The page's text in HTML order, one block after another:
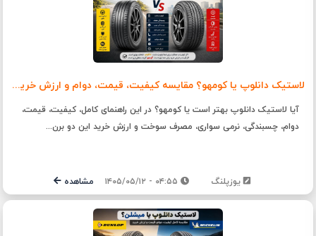
لاستیک دانلوپ یا کومهو؟ مقایسه کیفیت، قیمت، دوام و ارزش خرید | یوزپلنگ
آیا لاستیک دانلوپ بهتر است یا کومهو؟ در این راهنمای کامل، کیفیت، قیمت،
دوام، چسبندگی، نرمی سواری، مصرف سوخت و ارزش خرید این دو برن...
یوزپلنگ مشاهده